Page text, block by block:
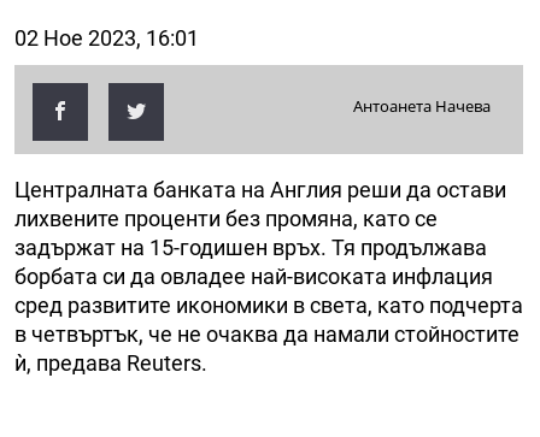
02 Ное 2023, 16:01
Антоанета Начева
Централната банката на Англия реши да остави
лихвените проценти без промяна, като се
задържат на 15-годишен връх. Тя продължава
борбата си да овладее най-високата инфлация
сред развитите икономики в света, като подчерта
в четвъртък, че не очаква да намали стойностите
ѝ, предава Reuters.